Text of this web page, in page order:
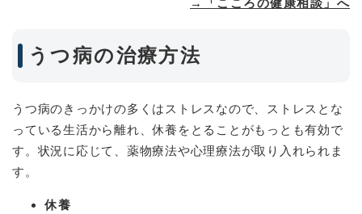
うつ病の治療方法
うつ病のきっかけの多くはストレスなので、ストレスとな
っている生活から離れ、休養をとることがもっとも有効で
す。状況に応じて、薬物療法や心理療法が取り入れられま
す。
休養